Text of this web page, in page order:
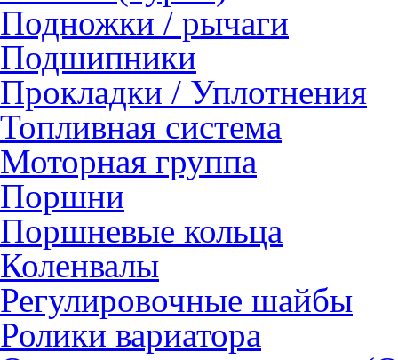
Подножки / рычаги
Подшипники
Прокладки / Уплотнения
Топливная система
Моторная группа
Поршни
Поршневые кольца
Коленвалы
Регулировочные шайбы
Ролики вариатора